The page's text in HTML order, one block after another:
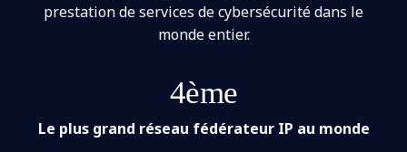
prestation de services de cybersécurité dans le
monde entier.
4ème
Le plus grand réseau fédérateur IP au monde